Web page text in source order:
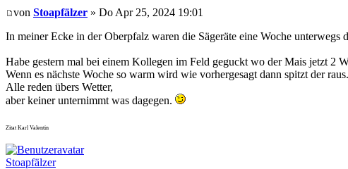
von Stoapfälzer » Do Apr 25, 2024 19:01
In meiner Ecke in der Oberpfalz waren die Sägeräte eine Woche
Habe gestern mal bei einem Kollegen im Feld geguckt wo der Mais jetzt 2
Wenn es nächste Woche so warm wird wie vorhergesagt dann spitzt der raus.
Alle reden übers Wetter,
aber keiner unternimmt was dagegen.
Zitat Karl Valentin
Stoapfälzer